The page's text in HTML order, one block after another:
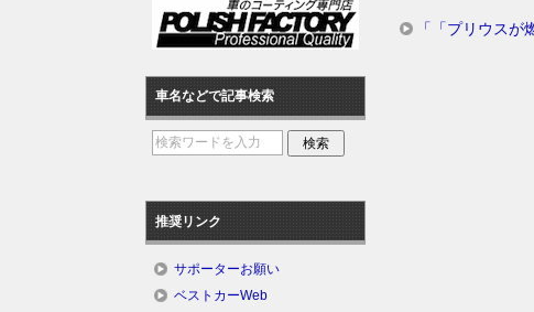
「「プリウス
車名などで記事検索
推奨リンク
サポーターお願い
ベストカーWeb